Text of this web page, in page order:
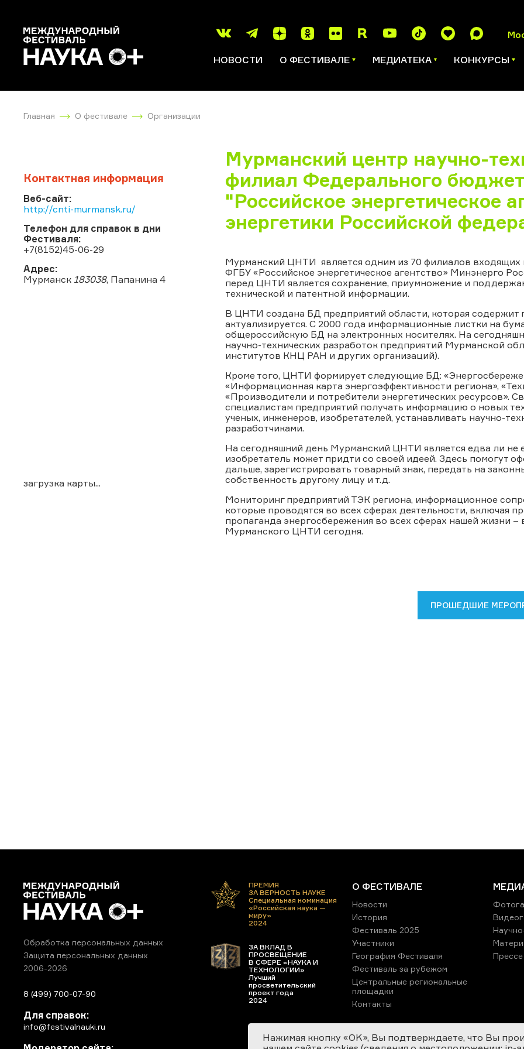
НОВОСТИ О ФЕСТИВАЛЕ МЕДИАТЕКА КОНКУРСЫ
Главная О фестивале Организации
Контактная информация
Веб-сайт:
http://cnti-murmansk.ru/
Телефон для справок в дни
Фестиваля:
+7(8152)45-06-29
Адрес:
Мурманск 183038, Папанина 4
загрузка карты...
Мурманский центр научно-
филиал Федерального
"Российское энергетическое
энергетики Российской
Мурманский ЦНТИ является одним из 70 филиалов входящих
ФГБУ «Российское энергетическое агентство» Минэнерго
перед ЦНТИ является сохранение, приумножение и
технической и патентной информации.
В ЦНТИ создана БД предприятий области, которая содержит
актуализируется. С 2000 года информационные листки на
общероссийскую БД на электронных носителях. На
научно-технических разработок предприятий Мурманской
институтов КНЦ РАН и других организаций).
Кроме того, ЦНТИ формирует следующие БД:
«Информационная карта энергоэффективности региона»,
«Производители и потребители энергетических ресурсов».
специалистам предприятий получать информацию о новых
ученых, инженеров, изобретателей, устанавливать научно-
разработчиками.
На сегодняшний день Мурманский ЦНТИ является едва ли не
изобретатель может придти со своей идеей. Здесь помогут
дальше, зарегистрировать товарный знак, передать на
собственность другому лицу и т.д.
Мониторинг предприятий ТЭК региона, информационное
которые проводятся во всех сферах деятельности, включая
пропаганда энергосбережения во всех сферах нашей жизни
Мурманского ЦНТИ сегодня.
ПРОШЕДШИЕ
Обработка персональных данных
Защита персональных данных
2006-2026
8 (499) 700-07-90
Для справок:
info@festivalnauki.ru
ПРЕМИЯ
ЗА ВЕРНОСТЬ НАУКЕ
Специальная номинация
«Российская наука —
миру»
2024
ЗА ВКЛАД В
ПРОСВЕЩЕНИЕ
В СФЕРЕ «НАУКА И
ТЕХНОЛОГИИ»
Лучший
просветительский
проект года
2024
О ФЕСТИВАЛЕ
Новости
История
Фестиваль 2025
Участники
География Фестиваля
Фестиваль за рубежом
Центральные региональные
площадки
Контакты
Прессе
Нажимая кнопку «OK», Вы подтверждаете, что Вы